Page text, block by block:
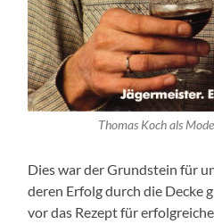
Thomas Koch als
Dies war der Grundstein für
deren Erfolg durch die Decke
vor das Rezept für